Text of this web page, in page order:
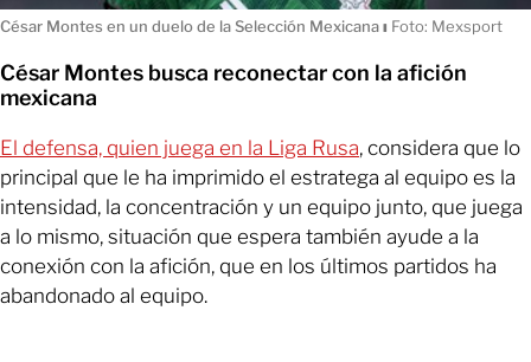
César Montes en un duelo de la Selección Mexicanaı Foto: Mexsport
César Montes busca reconectar con la afición
mexicana
El defensa, quien juega en la Liga Rusa, considera que lo
principal que le ha imprimido el estratega al equipo es la
intensidad, la concentración y un equipo junto, que juega
a lo mismo, situación que espera también ayude a la
conexión con la afición, que en los últimos partidos ha
abandonado al equipo.